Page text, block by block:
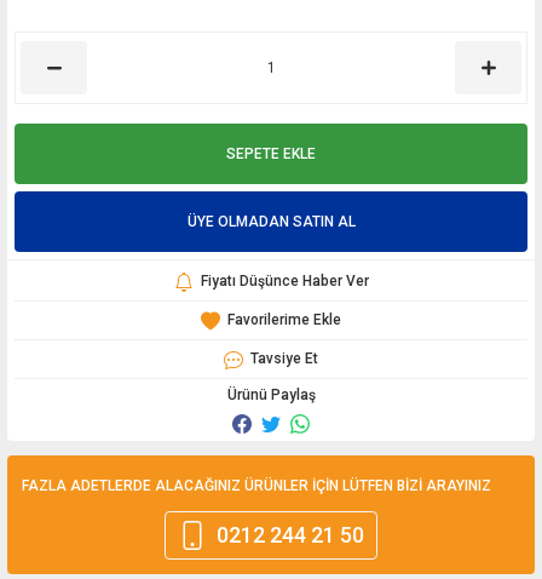
SEPETE EKLE
ÜYE OLMADAN SATIN AL
Fiyatı Düşünce Haber Ver
Tavsiye Et
Ürünü Paylaş
FAZLA ADETLERDE ALACAĞINIZ ÜRÜNLER İÇİN LÜTFEN BİZİ ARAYINIZ
0212 244 21 50